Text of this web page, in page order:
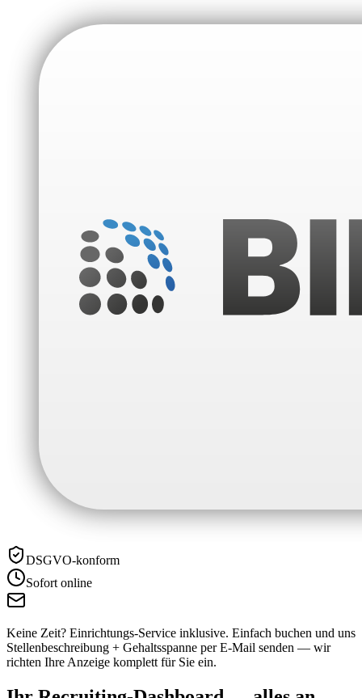
DSGVO-konform
Sofort online
Keine Zeit? Einrichtungs-Service inklusive. Einfach buchen und uns
Stellenbeschreibung + Gehaltsspanne per E-Mail senden — wir
richten Ihre Anzeige komplett für Sie ein.